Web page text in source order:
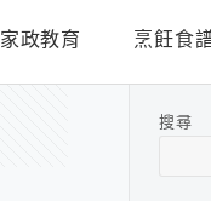
家政教育 烹飪食
搜尋